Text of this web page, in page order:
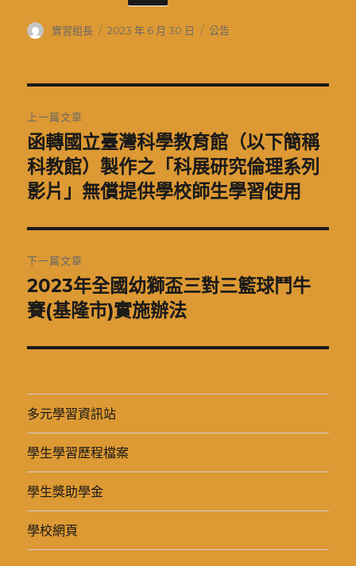
作
實習組長
發
2023 年 6 月 30 日
分
公告
章
導
覽
上一篇文章
上
一
篇
章:
函轉國立臺灣科學教育館（以下簡稱
科教館）製作之「科展研究倫理系列
影片」無償提供學校師生學習使用
下一篇文章
下
一
文
2023年全國幼獅盃三對三籃球鬥牛
賽(基隆市)實施辦法
多元學習資訊站
學生學習歷程檔案
學生獎助學金
學校網頁